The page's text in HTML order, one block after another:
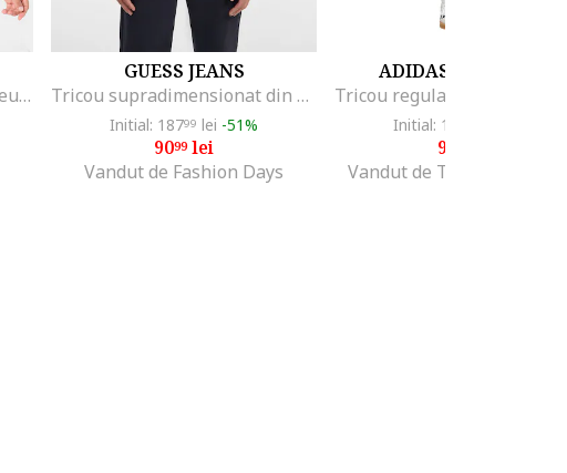
Tricou regular fit cu imprimeu logo cauciucat Thinking, Negru/Alb optic
GUESS JEANS
Tricou supradimensionat din bumbac cu broderie logo, Kaki
Initial: 18799 lei -51%
9099lei
Vandut de Fashion Days
ADIDAS ORIGINALS
Initial: 131
90
Vandut de The Athlete's